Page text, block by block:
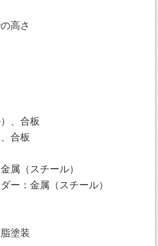
高さ
、合板
合板
属（スチール）
ー：金属（スチール）
塗装